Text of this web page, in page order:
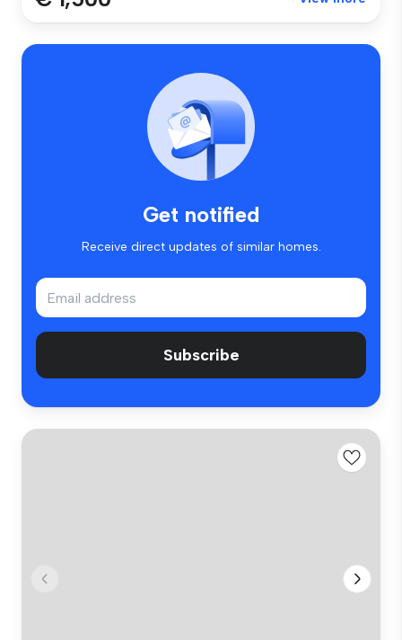
Get notified
Receive direct updates of similar homes.
Subscribe